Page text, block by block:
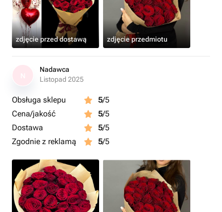
zdjęcie przed dostawą zdjęcie przedmiotu
Nadawca
Listopad 2025
Obsługa sklepu 5/5
Cena/jakość
5/5
Dostawa
5/5
Zgodnie z reklamą
5/5